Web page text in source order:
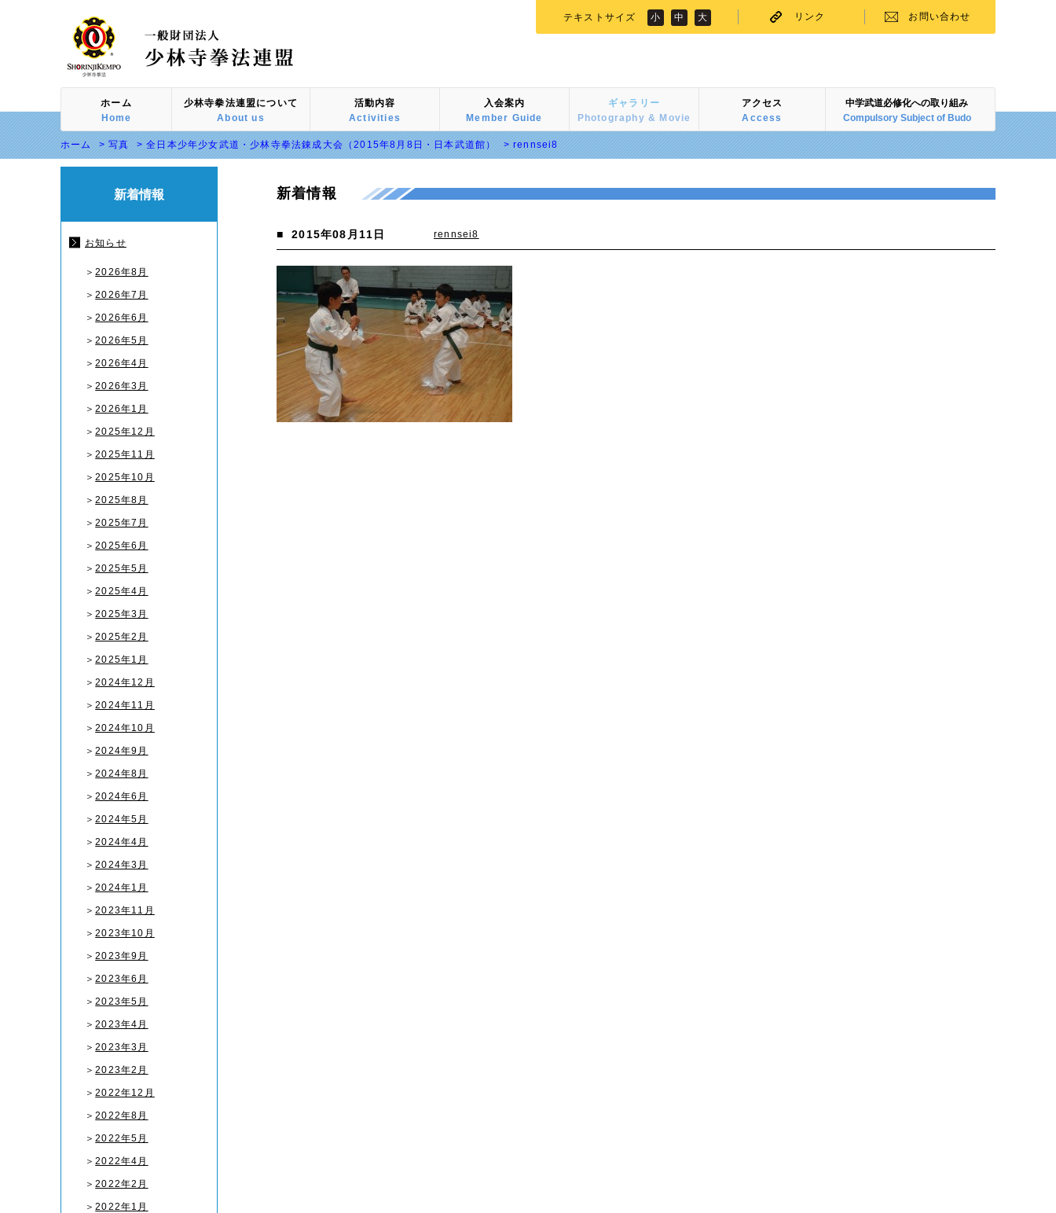
テキストサイズ 小 中 大 リンク お問い合わせ
ホーム
Home
少林寺拳法連盟について
About us
活動内容
Activities
入会案内
Member Guide
ギャラリー
Photography & Movie
アクセス
Access
中学武道必修化への取り組み
Compulsory Subject of Budo
ホーム >写真 >全日本少年少女武道・少林寺拳法錬成大会（2015年8月8日・日本武道館） >rennsei8
新着情報
お知らせ
＞2026年8月
＞2026年7月
＞2026年6月
＞2026年5月
＞2026年4月
＞2026年3月
＞2026年1月
＞2025年12月
＞2025年11月
＞2025年10月
＞2025年8月
＞2025年7月
＞2025年6月
＞2025年5月
＞2025年4月
＞2025年3月
＞2025年2月
＞2025年1月
＞2024年12月
＞2024年11月
＞2024年10月
＞2024年9月
＞2024年8月
＞2024年6月
＞2024年5月
＞2024年4月
＞2024年3月
＞2024年1月
＞2023年11月
＞2023年10月
＞2023年9月
＞2023年6月
＞2023年5月
＞2023年4月
＞2023年3月
＞2023年2月
＞2022年12月
＞2022年8月
＞2022年5月
＞2022年4月
＞2022年2月
＞2022年1月
新着情報
■ 2015年08月11日 rennsei8